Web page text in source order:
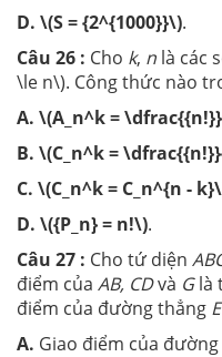
D. \(S = {2^{1000}}\).
Câu 26 : Cho k, n là các
\le n\). Công thức nào
A. \(A_n^k =
B. \(C_n^k =
C. \(C_n^k = C_n^{n -
D. \({P_n} = n!\).
Câu 27 : Cho tứ diện
điểm của AB, CDvà Glà
điểm của đường thẳng
A. Giao điểm của